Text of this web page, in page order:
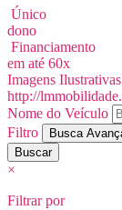
Único
dono
Financiamento
em até 60x
Imagens
http://
Nome do Veículo
Filtro
Busca
Buscar
×
Filtrar por